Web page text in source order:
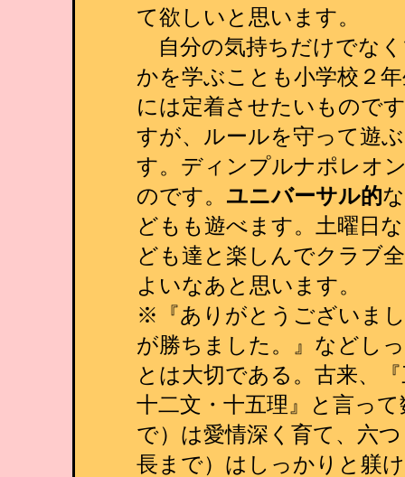
て欲しいと思います。
自分の気持ちだけでな
かを学ぶことも小学校２
には定着させたいもので
すが、ルールを守って遊
す。ディンプルナポレオ
のです。 ユニバーサル的
どもも遊べます。土曜日
ども達と楽しんでクラブ
よいなあと思います。
※『ありがとうございま
が勝ちました。』などし
とは大切である。古来、
十二文・十五理』と言っ
で）は愛情深く育て、六
長まで）はしっかりと躾